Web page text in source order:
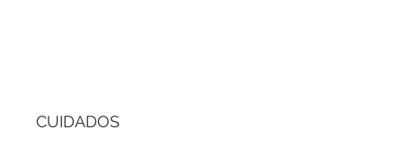
CUIDADOS